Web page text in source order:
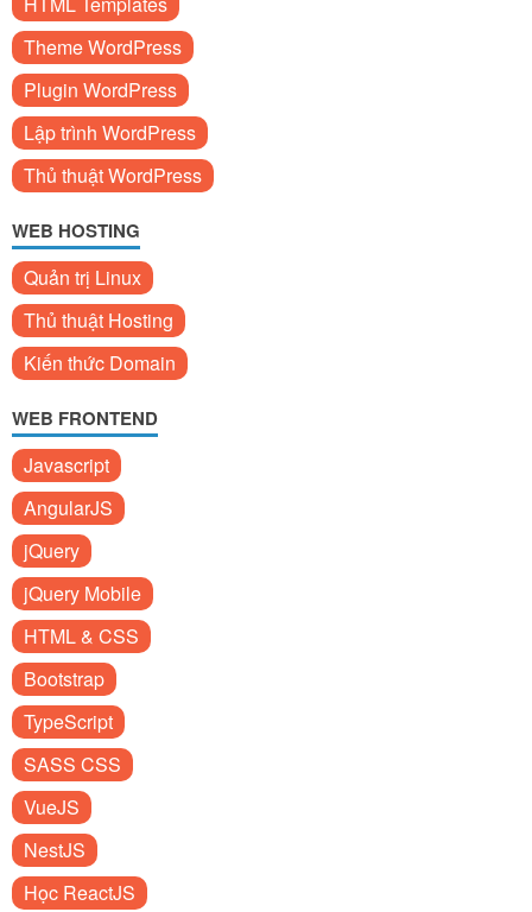
Theme WordPress
Plugin WordPress
Lập trình WordPress
Thủ thuật WordPress
WEB HOSTING
Quản trị Linux
Thủ thuật Hosting
Kiến thức Domain
WEB FRONTEND
Javascript
AngularJS
jQuery
jQuery Mobile
HTML & CSS
Bootstrap
TypeScript
SASS CSS
VueJS
NestJS
Học ReactJS